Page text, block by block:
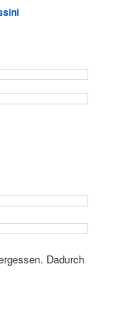
Dadurch